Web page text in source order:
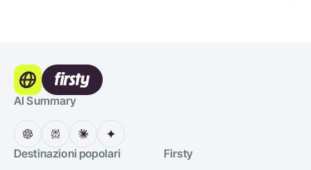
AI Summary
Destinazioni popolari Firsty